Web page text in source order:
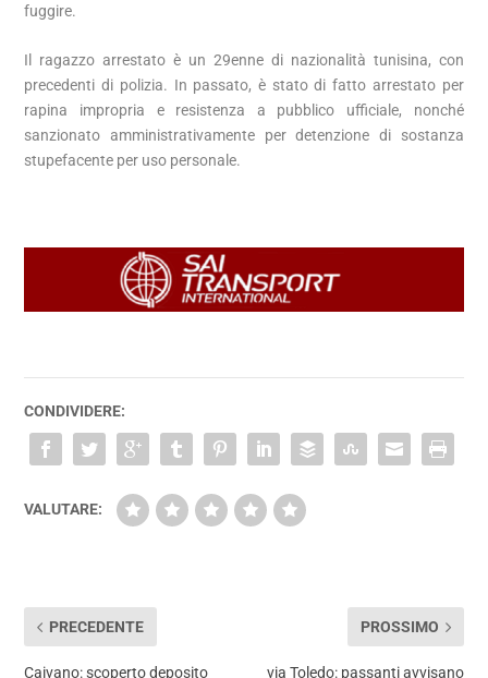
fuggire.
Il ragazzo arrestato è un 29enne di nazionalità tunisina, con
precedenti di polizia. In passato, è stato di fatto arrestato per
rapina impropria e resistenza a pubblico ufficiale, nonché
sanzionato amministrativamente per detenzione di sostanza
stupefacente per uso personale.
CONDIVIDERE:
VALUTARE:
PRECEDENTE
Caivano: scoperto deposito
PROSSIMO
via Toledo: passanti avvisano